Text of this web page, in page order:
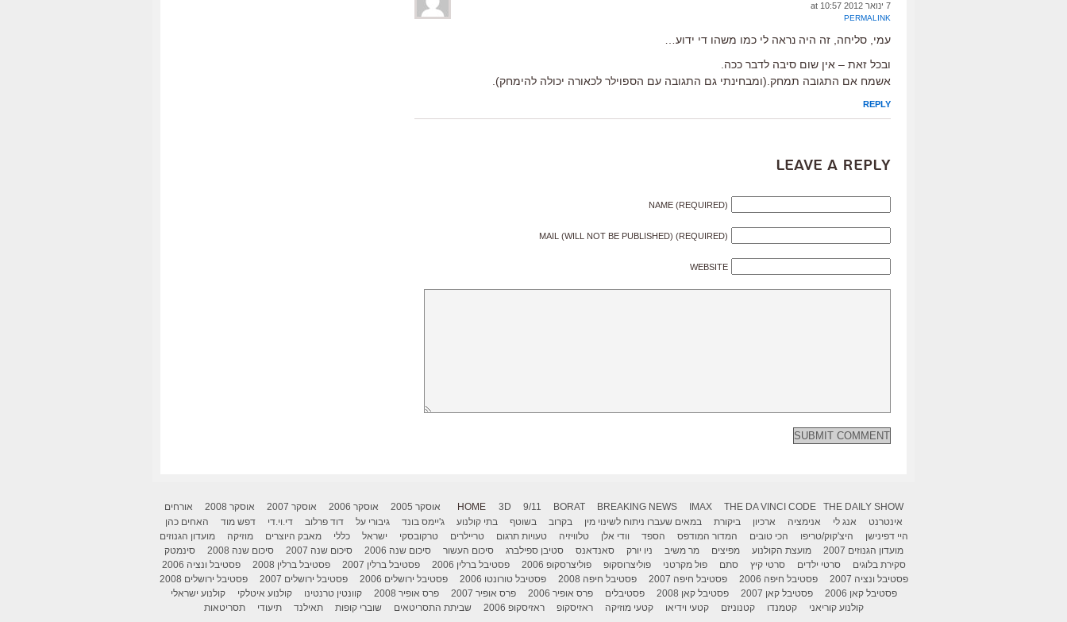
7 ינואר 2012 at 10:57
PERMALINK
עמי, סליחה, זה היה נראה לי כמו משהו די ידוע…
ובכל זאת – אין שום סיבה לדבר ככה.
אשמח אם התגובה תמחק.(ומבחינתי גם התגובה עם הספוילר לכאורה יכולה להימחק).
REPLY
Leave a Reply
NAME (REQUIRED)
MAIL (WILL NOT BE PUBLISHED) (REQUIRED)
WEBSITE
HOME 3D 9/11 BORAT BREAKING NEWS IMAX THE DA VINCI CODE THE DAILY SHOW אוסקר 2005 אוסקר 2006 אוסקר 2007 אוסקר 2008
אורחים
אינטרנט
אנג לי אנימציה ארכיון ביקורת במאים שעברו ניתוח לשינוי מין בקרוב בשוטף בתי קולנוע ג'יימס בונד גיבורי על דוד פרלוב די.וי.די דפש מוד
האחים כהן
היי דפינישן
היצ'קוק/טריפו הכי טובים המדור המודפס הספד וודי אלן טלוויזיה טעויות תרגום טריילרים טרקובסקי ישראל כללי מאבק היוצרים מוזיקה
מועדון הגנוזים
מועדון הגנוזים 2007
מועצת הקולנוע מפיצים מר משיב ניו יורק סאנדאנס סטיבן ספילברג סיכום העשור סיכום שנה 2006 סיכום שנה 2007 סיכום שנה 2008
סינמטק
סקירת בלוגים
סרטי ילדים סרטי קיץ סתם פול מקרטני פוליצרוסקופ פוליצרסקופ 2006 פסטיבל ברלין 2006 פסטיבל ברלין 2007 פסטיבל ברלין 2008
פסטיבל ונציה 2006
פסטיבל ונציה 2007
פסטיבל חיפה 2006 פסטיבל חיפה 2007 פסטיבל חיפה 2008 פסטיבל טורונטו 2006 פסטיבל ירושלים 2006 פסטיבל ירושלים 2007
פסטיבל ירושלים 2008
פסטיבל קאן 2006
פסטיבל קאן 2007 פסטיבל קאן 2008 פסטיבלים פרס אופיר 2006 פרס אופיר 2007 פרס אופיר 2008 קוונטין טרנטינו קולנוע איטלקי
קולנוע ישראלי
קולנוע קוריאני
קטמנדו קטנוניזם קטעי וידיאו קטעי מוזיקה ראזיסקופ ראזיסקופ 2006 שביתת התסריטאים שוברי קופות תאילנד תיעודי תסריטאות